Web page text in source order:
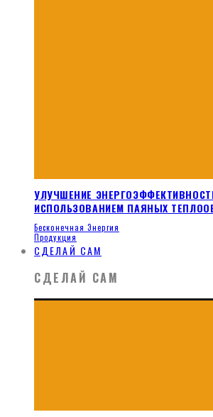
УЛУЧШЕНИЕ
ИСПОЛЬЗОВАНИЕМ ПАЯНЫХ
Бесконечная Энергия
Продукция
СДЕЛАЙ САМ
СДЕЛАЙ САМ